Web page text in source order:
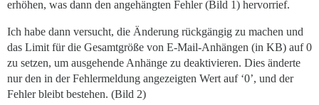
erhöhen, was dann den angehängten Fehler (Bild 1) hervorrief.
Ich habe dann versucht, die Änderung rückgängig zu machen und
das Limit für die Gesamtgröße von E-Mail-Anhängen (in KB) auf 0
zu setzen, um ausgehende Anhänge zu deaktivieren. Dies änderte
nur den in der Fehlermeldung angezeigten Wert auf ‘0’, und der
Fehler bleibt bestehen. (Bild 2)